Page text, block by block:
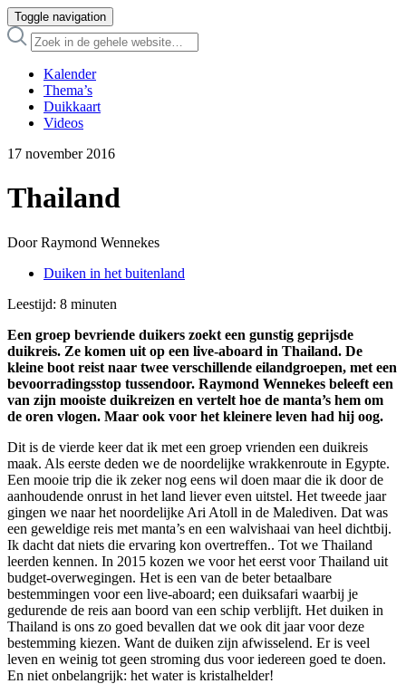
Toggle navigation
Kalender
Thema’s
Duikkaart
Videos
17 november 2016
Thailand
Door Raymond Wennekes
Duiken in het buitenland
Leestijd: 8 minuten
Een groep bevriende duikers zoekt een gunstig geprijsde
duikreis. Ze komen uit op een live-aboard in Thailand. De
kleine boot reist naar twee verschillende eilandgroepen, met een
bevoorradingsstop tussendoor. Raymond Wennekes beleeft een
van zijn mooiste duikreizen en vertelt hoe de manta’s hem om
de oren vlogen. Maar ook voor het kleinere leven had hij oog.
Dit is de vierde keer dat ik met een groep vrienden een duikreis
maak. Als eerste deden we de noordelijke wrakkenroute in Egypte.
Een mooie trip die ik zeker nog eens wil doen maar die ik door de
aanhoudende onrust in het land liever even uitstel. Het tweede jaar
gingen we naar het noordelijke Ari Atoll in de Malediven. Dat was
een geweldige reis met manta’s en een walvishaai van heel dichtbij.
Ik dacht dat niets die ervaring kon overtreffen.. Tot we Thailand
leerden kennen. In 2015 kozen we voor het eerst voor Thailand uit
budget-overwegingen. Het is een van de beter betaalbare
bestemmingen voor een live-aboard; een duiksafari waarbij je
gedurende de reis aan boord van een schip verblijft. Het duiken in
Thailand is ons zo goed bevallen dat we ook dit jaar voor deze
bestemming kiezen. Want de duiken zijn afwisselend. Er is veel
leven en weinig tot geen stroming dus voor iedereen goed te doen.
En niet onbelangrijk: het water is kristalhelder!